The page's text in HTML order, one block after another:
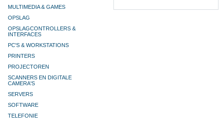
MULTIMEDIA & GAMES
OPSLAG
OPSLAGCONTROLLERS &
INTERFACES
PC'S & WORKSTATIONS
PRINTERS
PROJECTOREN
SCANNERS EN DIGITALE
CAMERA'S
SERVERS
SOFTWARE
TELEFONIE